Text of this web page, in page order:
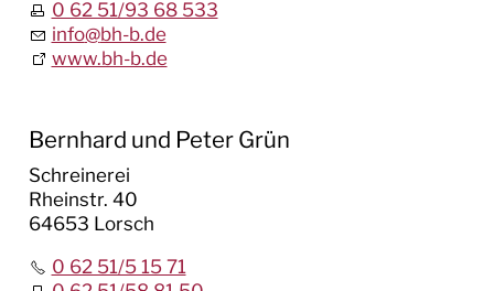
0 62 51/93 68 533
info@bh-b.de
www.bh-b.de
Bernhard und Peter Grün
Schreinerei
Rheinstr. 40
64653 Lorsch
0 62 51/5 15 71